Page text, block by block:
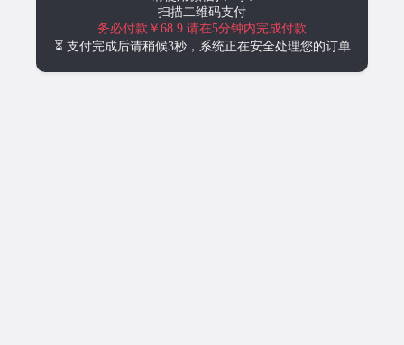
扫描二维码支付
务必付款￥68.9 请在5分钟内完成付款
⏳ 支付完成后请稍候3秒，系统正在安全处理您的订单